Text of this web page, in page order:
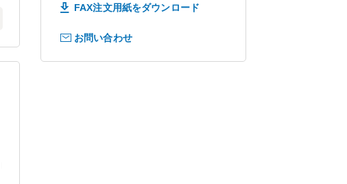
FAX注文用紙をダウンロード
お問い合わせ